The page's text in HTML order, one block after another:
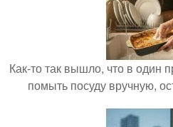
Как-то так вышло, что в один
помыть посуду вручную,